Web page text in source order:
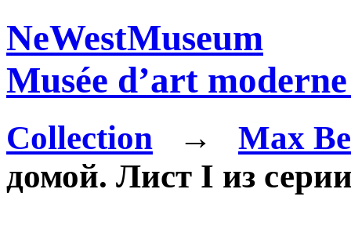
NeWestMuseum
Musée d’art
Collection →
Max
домой. Лист I из